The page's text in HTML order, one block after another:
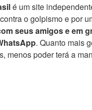
é um site
o golpismo e por
seus amigos e em
. Quanto mais
menos poder terá a